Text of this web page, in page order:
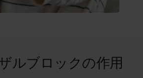
ルブロックの作用